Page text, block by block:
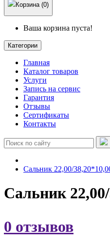
Корзина (0)
Ваша корзина пуста!
Категории
Главная
Каталог товаров
Услуги
Запись на сервис
Гарантия
Отзывы
Сертификаты
Контакты
Сальник 22,00/
Сальник
0 отзывов